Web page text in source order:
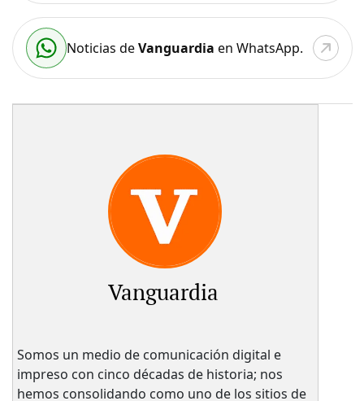
Noticias deVanguardia en WhatsApp.
Vanguardia
Somos un medio de comunicación digital e
impreso con cinco décadas de historia; nos
hemos consolidando como uno de los sitios de